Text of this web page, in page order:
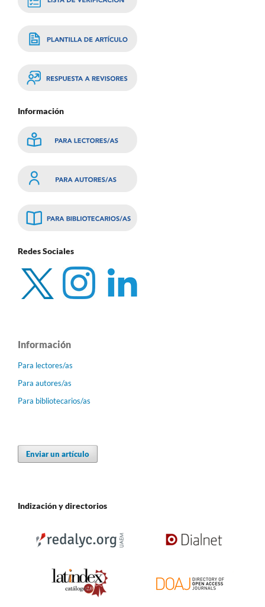
Información
Redes Sociales
Información
Para lectores/as
Para autores/as
Para bibliotecarios/as
Enviar un artículo
Indización y directorios